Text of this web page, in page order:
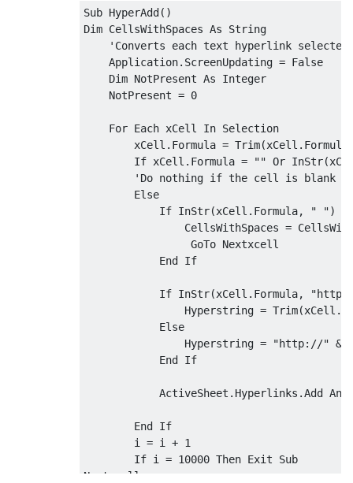
Sub HyperAdd()
Dim CellsWithSpaces As String
'Converts each text hyperlink
    Application.ScreenUpdating = False
    Dim NotPresent As Integer
    NotPresent = 0
    For Each xCell In Selection
xCell.Formula =
If xCell.Formula = "" Or
'Do nothing if the cell is blank
        Else
If InStr(xCell.Formula, " ")
CellsWithSpaces =
                 GoTo Nextxcell
            End If
If InStr(xCell.Formula,
Hyperstring =
            Else
Hyperstring = "http://" &
            End If
ActiveSheet.Hyperlinks.Add
        End If
        i = i + 1
        If i = 10000 Then Exit Sub
Nextxcell: